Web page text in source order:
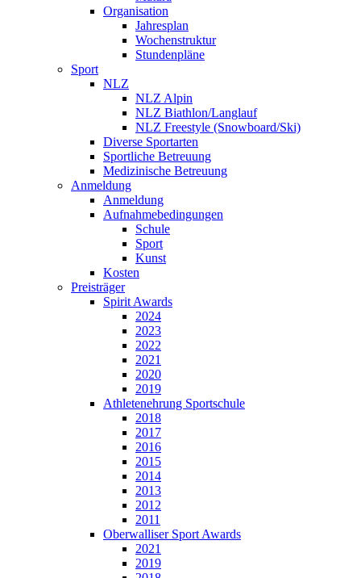
Organisation
Jahresplan
Wochenstruktur
Stundenpläne
Sport
NLZ
NLZ Alpin
NLZ Biathlon/Langlauf
NLZ Freestyle (Snowboard/Ski)
Diverse Sportarten
Sportliche Betreuung
Medizinische Betreuung
Anmeldung
Anmeldung
Aufnahmebedingungen
Schule
Sport
Kunst
Kosten
Preisträger
Spirit Awards
2024
2023
2022
2021
2020
2019
Athletenehrung Sportschule
2018
2017
2016
2015
2014
2013
2012
2011
Oberwalliser Sport Awards
2021
2019